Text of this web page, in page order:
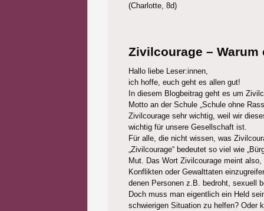
(Charlotte, 8d)
Zivilcourage –
Hallo liebe Leser:innen,
ich hoffe, euch geht es allen gut!
In diesem Blogbeitrag geht es um
Motto an der Schule „Schule ohne
Zivilcourage sehr wichtig, weil wir
wichtig für unsere Gesellschaft ist.
Für alle, die nicht wissen, was
„Zivilcourage“ bedeutet so viel wie
Mut. Das Wort Zivilcourage meint
Konflikten oder Gewalttaten
denen Personen z.B. bedroht, sexuell
Doch muss man eigentlich ein Held
schwierigen Situation zu helfen? Oder